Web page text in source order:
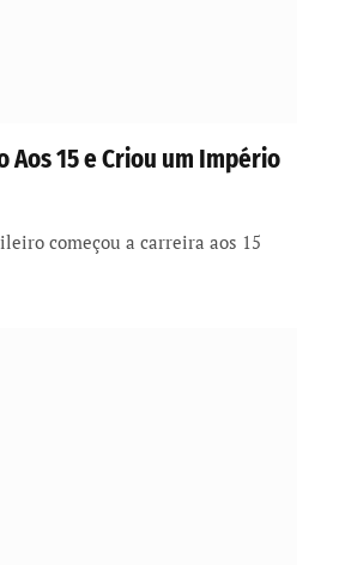
Aos 15 e Criou um Império
começou a carreira aos 15